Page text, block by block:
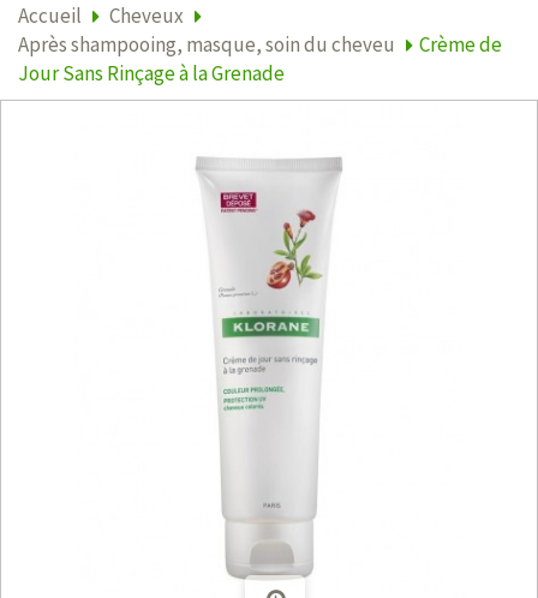
Accueil
Cheveux
Après shampooing, masque, soin du cheveu
Crème de
Jour Sans Rinçage à la Grenade